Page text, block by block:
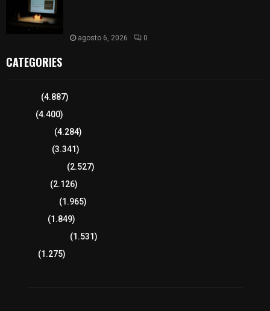
agosto 6, 2026 0
CATEGORIES
(4.887)
(4.400)
(4.284)
(3.341)
(2.527)
(2.126)
(1.965)
(1.849)
(1.531)
(1.275)